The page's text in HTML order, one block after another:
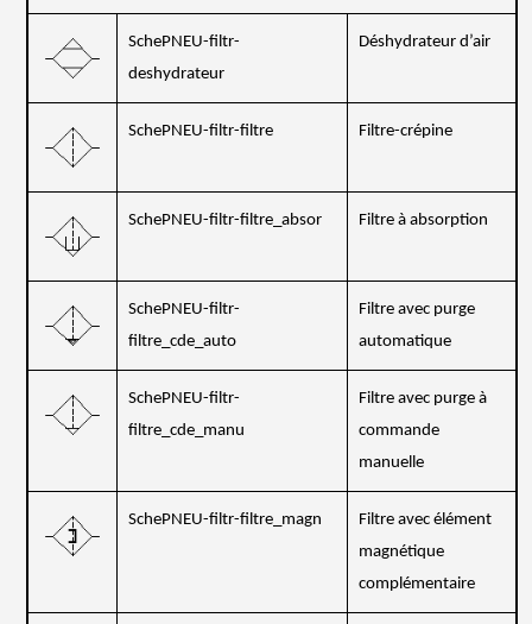
SchePNEU-filtr-
deshydrateur
Déshydrateur d’air
SchePNEU-filtr-filtre Filtre-crépine
SchePNEU-filtr-filtre_absor Filtre à absorption
SchePNEU-filtr-
filtre_cde_auto
Filtre avec purge
automatique
SchePNEU-filtr-
filtre_cde_manu
Filtre avec purge à
commande
manuelle
SchePNEU-filtr-filtre_magn
Filtre avec élément
magnétique
complémentaire